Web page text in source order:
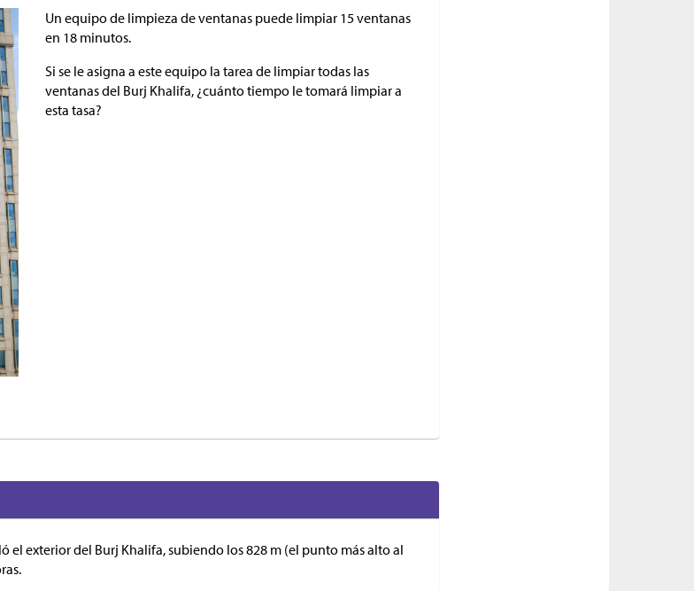
Un equipo de limpieza de ventanas puede limpiar 15 ventanas
en 18 minutos.
Si se le asigna a este equipo la tarea de limpiar todas las
ventanas del Burj Khalifa, ¿cuánto tiempo le tomará limpiar a
esta tasa?
el exterior del Burj Khalifa, subiendo los 828 m (el punto más alto al